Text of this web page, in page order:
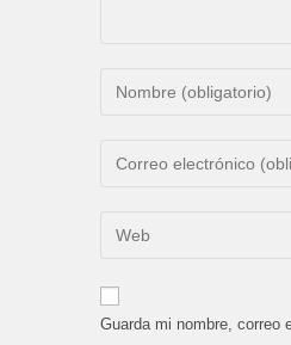
Introduce
de
para
comentar
Introduce
de
electrónico
para
Introduce
URL
de
Guarda mi nombre, correo